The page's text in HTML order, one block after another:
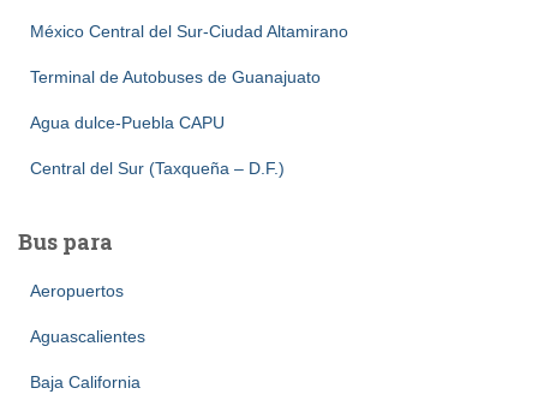
México Central del Sur-Ciudad Altamirano
Terminal de Autobuses de Guanajuato
Agua dulce-Puebla CAPU
Central del Sur (Taxqueña – D.F.)
Bus para
Aeropuertos
Aguascalientes
Baja California